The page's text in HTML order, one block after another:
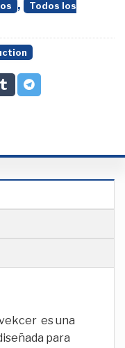
,
Todos los
es una
para